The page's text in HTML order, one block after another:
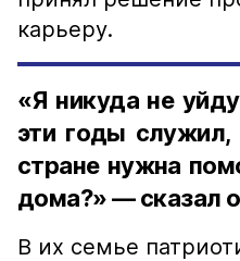
карьеру.
«Я никуда не
эти годы служил,
стране нужна
дома?» — сказал
В их семье